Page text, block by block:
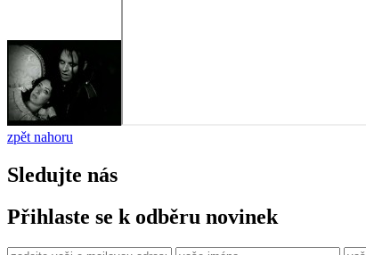
zpět nahoru
Sledujte nás
Přihlaste se k odběru novinek